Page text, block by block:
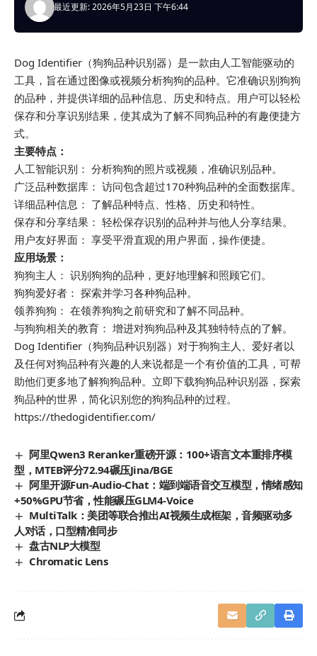
最近更新: 2026年5月23日 下午6:44
Dog Identifier（狗狗品种识别器）是一款由人工智能驱动的
工具，旨在通过图像或视频分析狗狗的品种。它准确识别狗狗
的品种，并提供详细的品种信息、历史和特点。用户可以轻松
保存和分享识别结果，使其成为了解不同狗品种的有趣便捷方
式。
主要特点：
人工智能识别： 分析狗狗的照片或视频，准确识别品种。
广泛品种数据库： 访问包含超过170种狗品种的全面数据库。
详细品种信息： 了解品种特点、性格、历史和特性。
保存和分享结果： 轻松保存识别的品种并与他人分享结果。
用户友好界面： 享受平滑直观的用户界面，操作便捷。
应用场景：
狗狗主人： 识别狗狗的品种，更好地理解和照顾它们。
狗狗爱好者： 探索并学习各种狗品种。
领养狗狗： 在领养狗狗之前研究和了解不同品种。
与狗狗相关的教育： 增进对狗狗品种及其独特特点的了解。
Dog Identifier（狗狗品种识别器）对于狗狗主人、爱好者以
及任何对狗品种有兴趣的人来说都是一个有价值的工具，可帮
助他们更多地了解狗狗品种。立即下载狗狗品种识别器，探索
狗品种的世界，简化识别您的狗狗品种的过程。
https://thedogidentifier.com/
阿里Qwen3 Reranker重磅开源：100+语言文本重排序模
型，MTEB评分72.94碾压Jina/BGE
阿里开源Fun-Audio-Chat：端到端语音交互模型，情绪感知
+50%GPU节省，性能碾压GLM4-Voice
MultiTalk：美团等联合推出AI视频生成框架，音频驱动多
人对话，口型精准同步
盘古NLP大模型
Chromatic Lens